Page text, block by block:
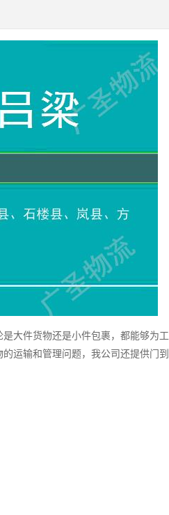
大件货物还是小件包裹，都能够为工
运输和管理问题，我公司还提供门到